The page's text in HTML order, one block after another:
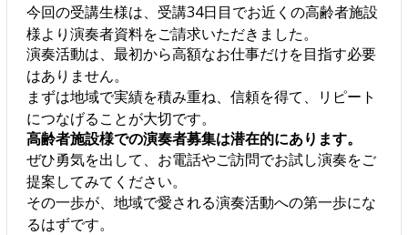
今回の受講生様は、受講34日目でお近くの高齢者施設
様より演奏者資料をご請求いただきました。
演奏活動は、最初から高額なお仕事だけを目指す必要
はありません。
まずは地域で実績を積み重ね、信頼を得て、リピート
につなげることが大切です。
高齢者施設様での演奏者募集は潜在的にあります。
ぜひ勇気を出して、お電話やご訪問でお試し演奏をご
提案してみてください。
その一歩が、地域で愛される演奏活動への第一歩にな
るはずです。